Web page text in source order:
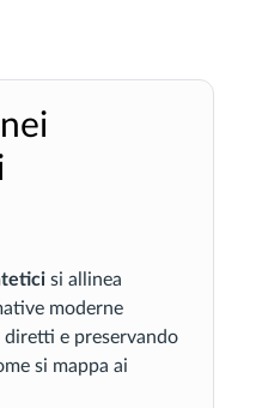
si allinea
moderne
e preservando
si mappa ai